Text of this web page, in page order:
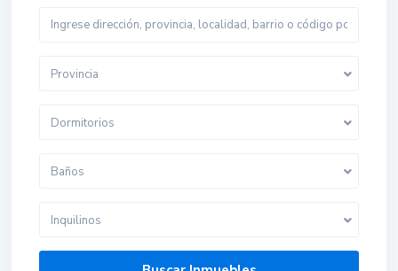
Provincia
Dormitorios
Baños
Inquilinos